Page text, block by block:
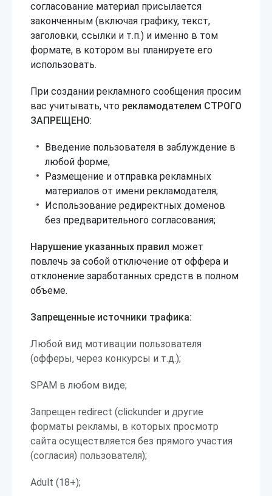
согласование материал присылается
законченным (включая графику, текст,
заголовки, ссылки и т.п.) и именно в том
формате, в котором вы планируете его
использовать.
При создании рекламного сообщения просим
вас учитывать, что рекламодателем СТРОГО
ЗАПРЕЩЕНО:
Введение пользователя в заблуждение в
любой форме;
Размещение и отправка рекламных
материалов от имени рекламодателя;
Использование редиректных доменов
без предварительного согласования;
Нарушение указанных правил может
повлечь за собой отключение от оффера и
отклонение заработанных средств в полном
объеме.
Запрещенные источники трафика:
Любой вид мотивации пользователя
(офферы, через конкурсы и т.д.);
SPAM в любом виде;
Запрещен redirect (clickunder и другие
форматы рекламы, в которых просмотр
сайта осуществляется без прямого участия
(согласия) пользователя);
Adult (18+);